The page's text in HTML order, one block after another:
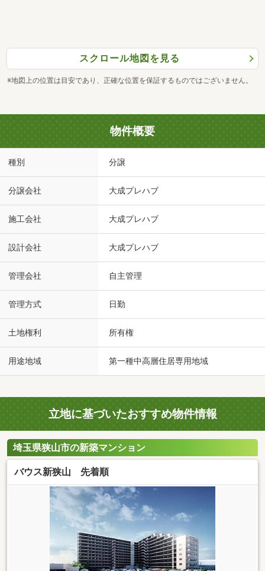
スクロール地図を見る
※地図上の位置は目安であり、正確な位置を保証するものではございません。
物件概要
種別 分譲
分譲会社 大成プレハブ
施工会社 大成プレハブ
設計会社 大成プレハブ
管理会社 自主管理
管理方式 日勤
土地権利 所有権
用途地域 第一種中高層住居専用地域
立地に基づいたおすすめ物件情報
埼玉県狭山市の新築マンション
バウス新狭山 先着順